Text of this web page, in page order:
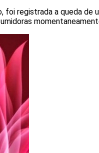
foi registrada a queda